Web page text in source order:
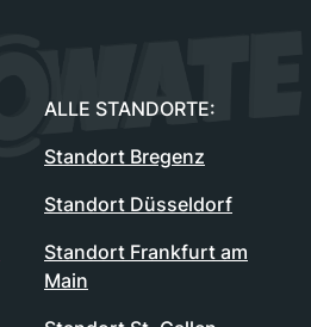
ALLE STANDORTE:
Standort Bregenz
Standort Düsseldorf
Standort Frankfurt am
Main